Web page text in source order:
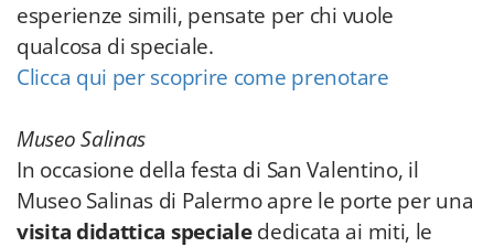
esperienze simili, pensate per chi vuole
qualcosa di speciale.
Clicca qui per scoprire come prenotare
Museo Salinas
In occasione della festa di San Valentino, il
Museo Salinas di Palermo apre le porte per una
visita didattica specialededicata ai miti, le